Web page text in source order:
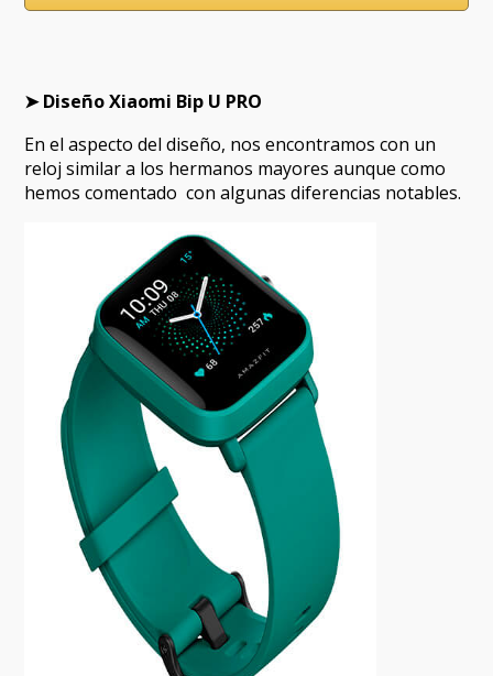
➤ Diseño Xiaomi Bip U PRO
En el aspecto del diseño, nos encontramos con un
reloj similar a los hermanos mayores aunque como
hemos comentado con algunas diferencias notables.